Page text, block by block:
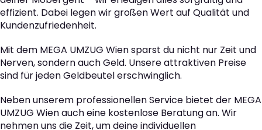
effizient. Dabei legen wir großen Wert auf Qualität und
Kundenzufriedenheit.
Mit dem MEGA UMZUG Wien sparst du nicht nur Zeit und
Nerven, sondern auch Geld. Unsere attraktiven Preise
sind für jeden Geldbeutel erschwinglich.
Neben unserem professionellen Service bietet der MEGA
UMZUG Wien auch eine kostenlose Beratung an. Wir
nehmen uns die Zeit, um deine individuellen